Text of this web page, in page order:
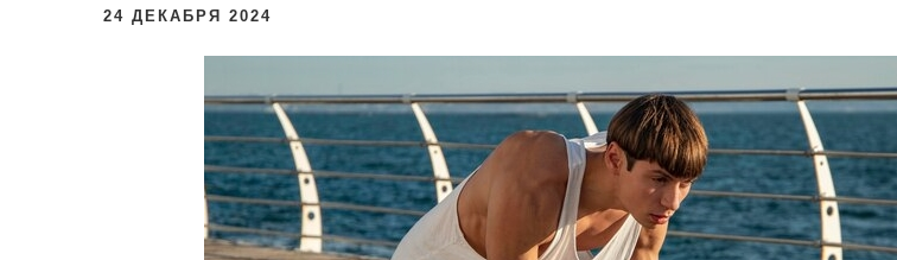
24 ДЕКАБРЯ 2024